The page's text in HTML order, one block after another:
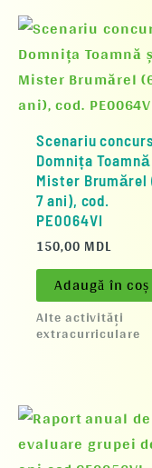
Scenariu concurs
Domnița
Mister Brumărel
7 ani), cod.
PE0064VI
150,00 MDL
Adaugă în coș
Alte activități
extracurriculare